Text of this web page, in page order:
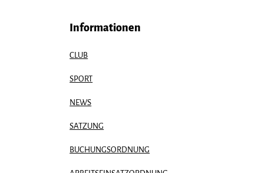
Date:
2026
Informationen
CLUB
SPORT
NEWS
SATZUNG
BUCHUNGSORDNUNG